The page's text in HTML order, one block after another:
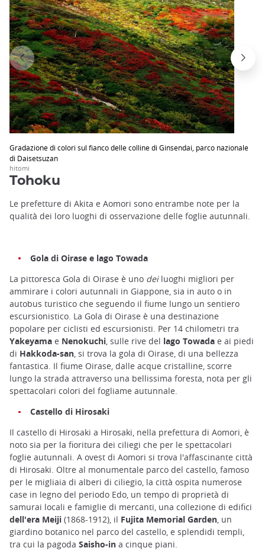
Gradazione di colori sul fianco delle colline di Ginsendai, parco nazionale
di Daisetsuzan
hitomi
Tohoku
Le prefetture di Akita e Aomori sono entrambe note per la
qualità dei loro luoghi di osservazione delle foglie autunnali.
Gola di Oirase e lago Towada
La pittoresca Gola di Oirase è uno deiluoghi migliori per
ammirare i colori autunnali in Giappone, sia in auto o in
autobus turistico che seguendo il fiume lungo un sentiero
escursionistico. La Gola di Oirase è una destinazione
popolare per ciclisti ed escursionisti. Per 14 chilometri tra
Yakeyama e Nenokuchi, sulle rive del lago Towada e ai piedi
di Hakkoda-san, si trova la gola di Oirase, di una bellezza
fantastica. Il fiume Oirase, dalle acque cristalline, scorre
lungo la strada attraverso una bellissima foresta, nota per gli
spettacolari colori del fogliame autunnale.
Castello di Hirosaki
Il castello di Hirosaki a Hirosaki, nella prefettura di Aomori, è
noto sia per la fioritura dei ciliegi che per le spettacolari
foglie autunnali. A ovest di Aomori si trova l'affascinante città
di Hirosaki. Oltre al monumentale parco del castello, famoso
per le migliaia di alberi di ciliegio, la città ospita numerose
case in legno del periodo Edo, un tempo di proprietà di
samurai locali e famiglie di mercanti, una collezione di edifici
dell'era Meiji (1868-1912), il Fujita Memorial Garden, un
giardino botanico nel parco del castello, e splendidi templi,
tra cui la pagoda Saisho-in a cinque piani.